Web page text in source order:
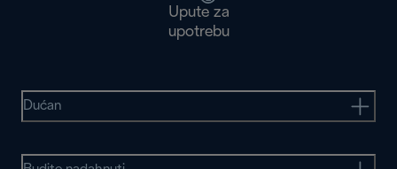
Upute za
upotrebu
Dućan